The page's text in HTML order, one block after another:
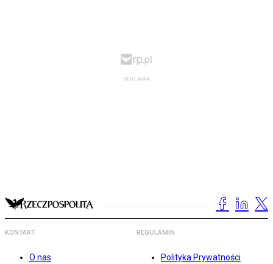
KONTAKT
O nas
REGULAMIN
Polityka Prywatności